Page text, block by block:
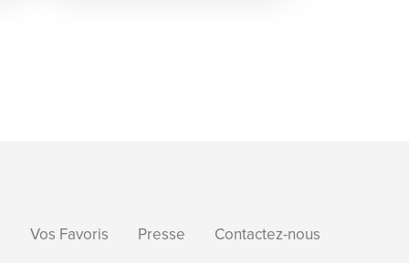
Vos Favoris Presse Contactez-nous